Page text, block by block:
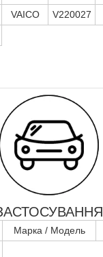
VAICO V220027
Марка / Модель